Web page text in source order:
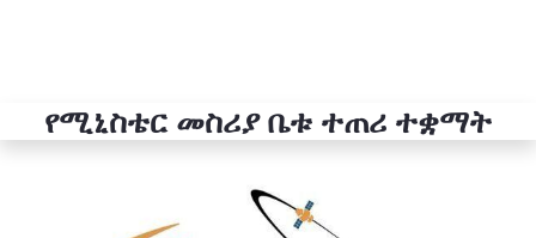
የሚኒስቴር መስሪያ ቤቱ ተጠሪ ተቋማት